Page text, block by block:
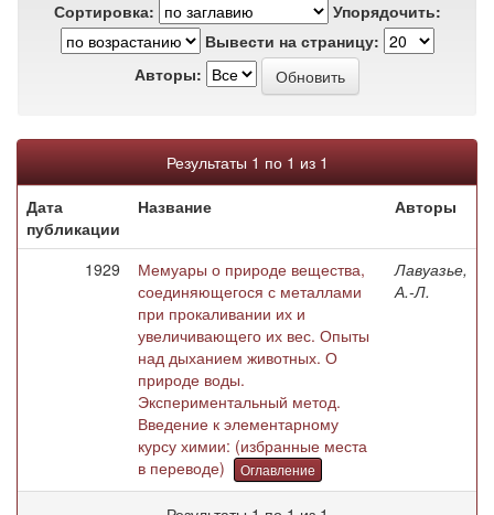
Сортировка:
Упорядочить:
Вывести на страницу:
Авторы:
Результаты 1 по 1 из 1
Дата
публикации
Название Авторы
1929
Мемуары о природе вещества,
соединяющегося с металлами
при прокаливании их и
увеличивающего их вес. Опыты
над дыханием животных. О
природе воды.
Экспериментальный метод.
Введение к элементарному
курсу химии: (избранные места
в переводе)
Оглавление
Лавуазье,
А.-Л.